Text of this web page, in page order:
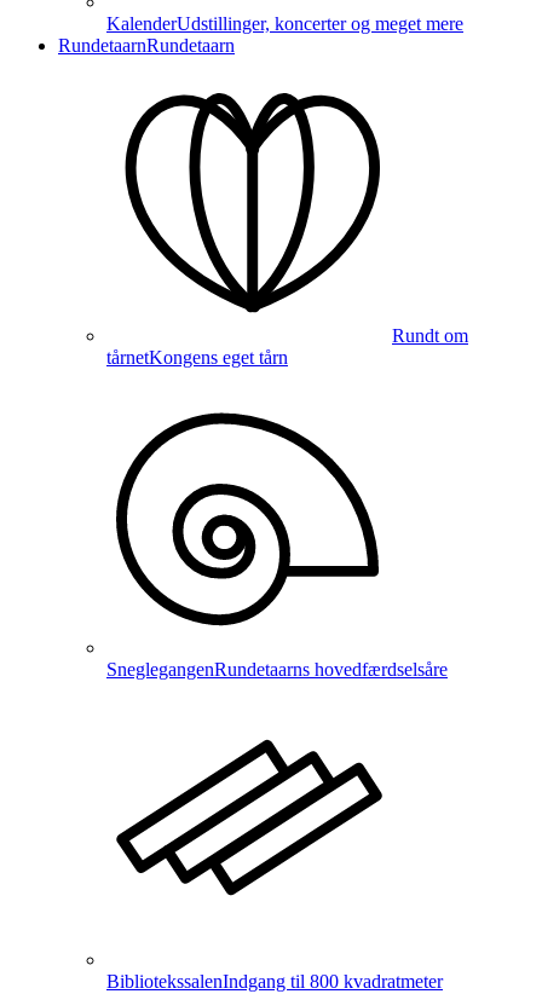
KalenderUdstillinger, koncerter og meget mere
RundetaarnRundetaarn
Rundt om
tårnetKongens eget tårn
SneglegangenRundetaarns hovedfærdselsåre
BibliotekssalenIndgang til 800 kvadratmeter